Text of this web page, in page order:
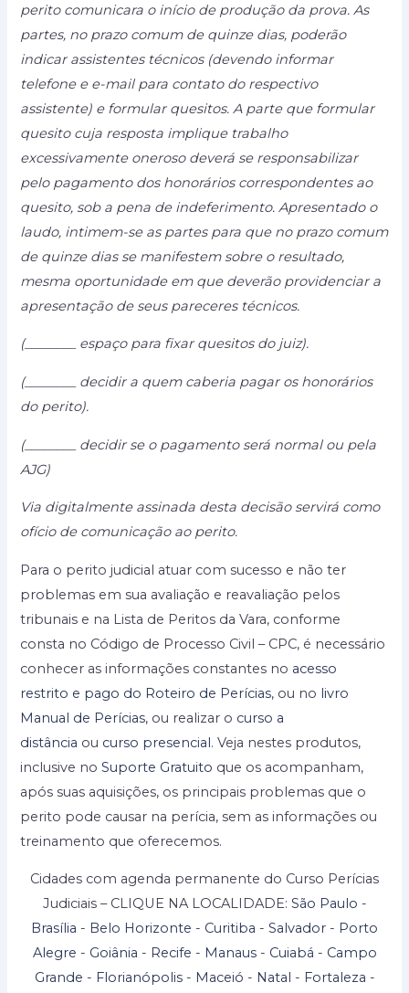
perito comunicara o início de produção da prova. As
partes, no prazo comum de quinze dias, poderão
indicar assistentes técnicos (devendo informar
telefone e e-mail para contato do respectivo
assistente) e formular quesitos. A parte que formular
quesito cuja resposta implique trabalho
excessivamente oneroso deverá se responsabilizar
pelo pagamento dos honorários correspondentes ao
quesito, sob a pena de indeferimento. Apresentado o
laudo, intimem-se as partes para que no prazo comum
de quinze dias se manifestem sobre o resultado,
mesma oportunidade em que deverão providenciar a
apresentação de seus pareceres técnicos.
(________ espaço para fixar quesitos do juiz).
(________ decidir a quem caberia pagar os honorários
do perito).
(________ decidir se o pagamento será normal ou pela
AJG)
Via digitalmente assinada desta decisão servirá como
ofício de comunicação ao perito.
Para o perito judicial atuar com sucesso e não ter
problemas em sua avaliação e reavaliação pelos
tribunais e na Lista de Peritos da Vara, conforme
consta no Código de Processo Civil – CPC, é necessário
conhecer as informações constantes no acesso
restrito e pago do Roteiro de Perícias, ou no livro
Manual de Perícias, ou realizar o curso a
distância ou curso presencial. Veja nestes produtos,
inclusive noSuporte Gratuito que os acompanham,
após suas aquisições, os principais problemas que o
perito pode causar na perícia, sem as informações ou
treinamento que oferecemos.
Cidades com agenda permanente do Curso Perícias
Judiciais – CLIQUE NA LOCALIDADE: São Paulo -
Brasília - Belo Horizonte - Curitiba - Salvador - Porto
Alegre - Goiânia - Recife - Manaus- Cuiabá - Campo
Grande - Florianópolis- Maceió - Natal - Fortaleza -